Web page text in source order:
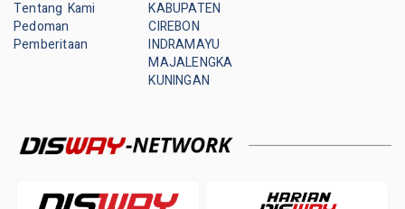
Tentang Kami
Pedoman
Pemberitaan
KABUPATEN
CIREBON
INDRAMAYU
MAJALENGKA
KUNINGAN